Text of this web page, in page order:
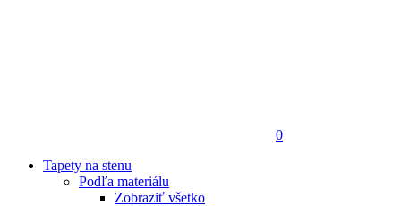
0
Tapety na stenu
Podľa materiálu
Zobraziť všetko